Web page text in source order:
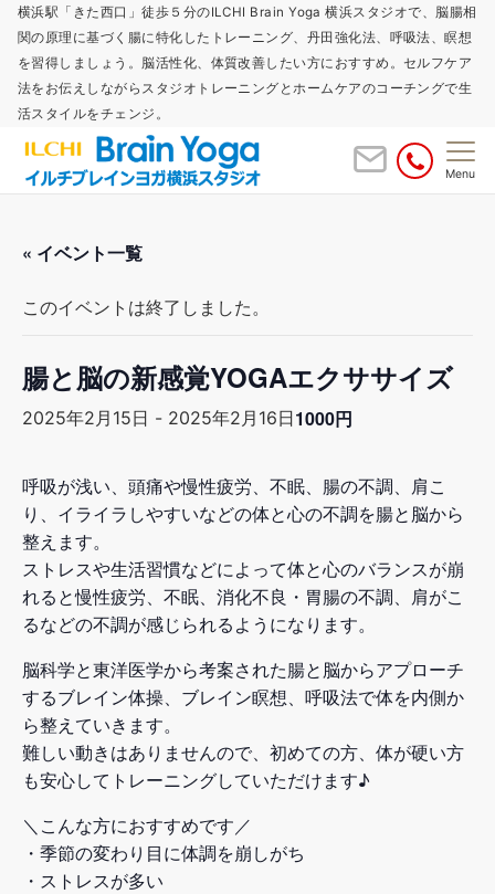
横浜駅「きた西口」徒歩５分のILCHI Brain Yoga 横浜スタジオで、脳腸相
関の原理に基づく腸に特化したトレーニング、丹田強化法、呼吸法、瞑想
を習得しましょう。脳活性化、体質改善したい方におすすめ。セルフケア
法をお伝えしながらスタジオトレーニングとホームケアのコーチングで生
活スタイルをチェンジ。
Menu
« イベント一覧
このイベントは終了しました。
腸と脳の新感覚YOGAエクササイズ
2025年2月15日 - 2025年2月16日1000円
呼吸が浅い、頭痛や慢性疲労、不眠、腸の不調、肩こ
り、イライラしやすいなどの体と心の不調を腸と脳から
整えます。
ストレスや生活習慣などによって体と心のバランスが崩
れると慢性疲労、不眠、消化不良・胃腸の不調、肩がこ
るなどの不調が感じられるようになります。
脳科学と東洋医学から考案された腸と脳からアプローチ
するブレイン体操、ブレイン瞑想、呼吸法で体を内側か
ら整えていきます。
難しい動きはありませんので、初めての方、体が硬い方
も安心してトレーニングしていただけます♪
＼こんな方におすすめです／
・季節の変わり目に体調を崩しがち
・ストレスが多い